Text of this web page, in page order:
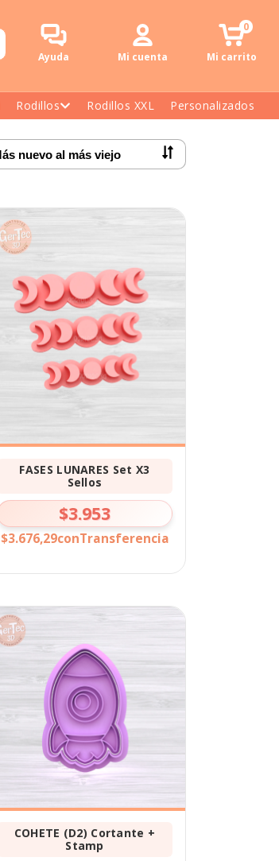
Ayuda Mi cuenta Mi carrito
0
Rodillos Rodillos XXL Personalizados
FASES LUNARES Set X3
Sellos
$3.953
$3.676,29conTransferencia
COHETE (D2) Cortante +
Stamp